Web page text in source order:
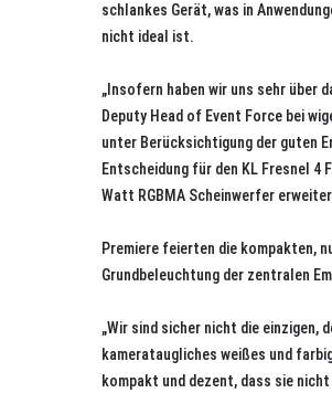
schlankes Gerät, was in
nicht ideal ist.
„Insofern haben wir uns sehr über
Deputy Head of Event Force bei
unter Berücksichtigung der guten
Entscheidung für den KL Fresnel
Watt RGBMA Scheinwerfer
Premiere feierten die kompakten,
Grundbeleuchtung der zentralen
„Wir sind sicher nicht die einzigen,
kamerataugliches weißes und
kompakt und dezent, dass sie